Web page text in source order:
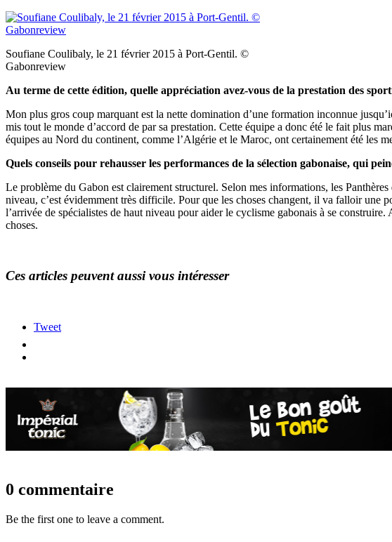
Soufiane Coulibaly, le 21 février 2015 à Port-Gentil. ©
Gabonreview
Au terme de cette édition, quelle appréciation avez-vous de la prestation des
Mon plus gros coup marquant est la nette domination d’une formation inconnue
mis tout le monde d’accord de par sa prestation. Cette équipe a donc été le fait plus
équipes au Nord du continent, comme l’Algérie et le Maroc, ont certainement été les
Quels conseils pour rehausser les performances de la sélection gabonaise, qui
Le problème du Gabon est clairement structurel. Selon mes informations, les
niveau, c’est évidemment très difficile. Pour que les choses changent, il va falloir une
l’arrivée de spécialistes de haut niveau pour aider le cyclisme gabonais à se
choses.
Ces articles peuvent aussi vous intéresser
Tweet
0 commentaire
Be the first one to leave a comment.